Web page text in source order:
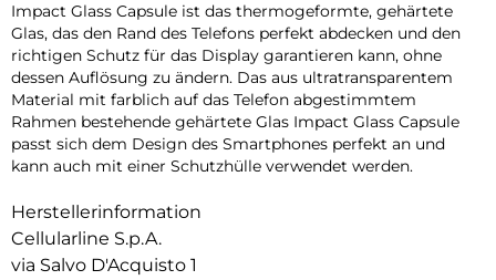
Impact Glass Capsule ist das thermogeformte, gehärtete
Glas, das den Rand des Telefons perfekt abdecken und den
richtigen Schutz für das Display garantieren kann, ohne
dessen Auflösung zu ändern. Das aus ultratransparentem
Material mit farblich auf das Telefon abgestimmtem
Rahmen bestehende gehärtete Glas Impact Glass Capsule
passt sich dem Design des Smartphones perfekt an und
kann auch mit einer Schutzhülle verwendet werden.
Herstellerinformation
Cellularline S.p.A.
via Salvo D'Acquisto 1